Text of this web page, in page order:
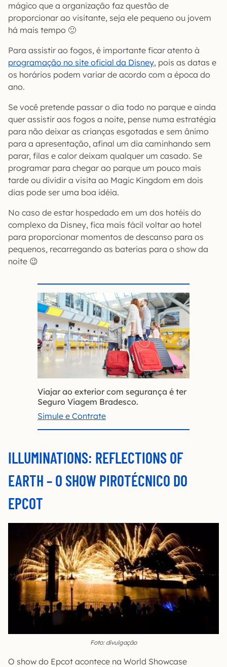
mágico que a organização faz questão de
proporcionar ao visitante, seja ele pequeno ou jovem
há mais tempo 🙂
Para assistir ao fogos, é importante ficar atento à
programação no site oficial da Disney, pois as datas e
os horários podem variar de acordo com a época do
ano.
Se você pretende passar o dia todo no parque e ainda
quer assistir aos fogos a noite, pense numa estratégia
para não deixar as crianças esgotadas e sem ânimo
para a apresentação, afinal um dia caminhando sem
parar, filas e calor deixam qualquer um casado. Se
programar para chegar ao parque um pouco mais
tarde ou dividir a visita ao Magic Kingdom em dois
dias pode ser uma boa idéia.
No caso de estar hospedado em um dos hotéis do
complexo da Disney, fica mais fácil voltar ao hotel
para proporcionar momentos de descanso para os
pequenos, recarregando as baterias para o show da
noite 😉
Viajar ao exterior com segurança é ter
Seguro Viagem Bradesco.
Simule e Contrate
ILLUMINATIONS: REFLECTIONS OF
EARTH – O SHOW PIROTÉCNICO DO
EPCOT
Foto: divulgação
O show do Epcot acontece na World Showcase